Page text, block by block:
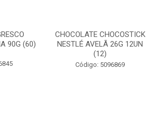
90G (60)
CHOCOLATE CHOCOSTICK
NESTLÉ AVELÃ 26G 12UN
(12)
Código: 5096869